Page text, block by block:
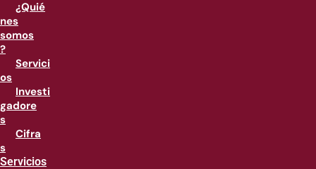
¿Quié
nes
somos
?
Servici
os
Investi
gadore
s
Cifra
s
Servicios